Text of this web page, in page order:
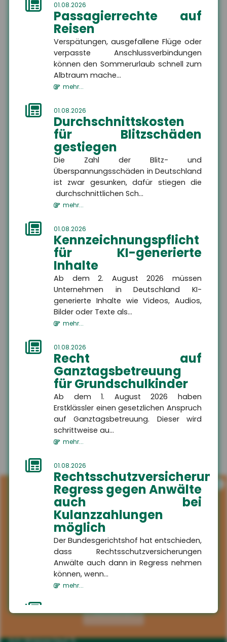
01.08.2026
Passagierrechte auf
Reisen
Verspätungen, ausgefallene Flüge oder
verpasste Anschlussverbindungen
können den Sommerurlaub schnell zum
Albtraum mache...
mehr...
01.08.2026
Durchschnittskosten
für Blitzschäden
gestiegen
Die Zahl der Blitz- und
Überspannungsschäden in Deutschland
ist zwar gesunken, dafür stiegen die
durchschnittlichen Sch...
mehr...
01.08.2026
Kennzeichnungspflicht
für KI-generierte
Inhalte
Ab dem 2. August 2026 müssen
Unternehmen in Deutschland KI-
generierte Inhalte wie Videos, Audios,
Bilder oder Texte als...
mehr...
01.08.2026
Recht auf
Ganztagsbetreuung
für Grundschulkinder
Ab dem 1. August 2026 haben
Erstklässler einen gesetzlichen Anspruch
auf Ganztagsbetreuung. Dieser wird
schrittweise au...
mehr...
01.08.2026
Rechtsschutzversicherung:
Regress gegen Anwälte
auch bei
Kulanzzahlungen
möglich
Der Bundesgerichtshof hat entschieden,
dass Rechtsschutzversicherungen
Anwälte auch dann in Regress nehmen
können, wenn...
mehr...
Schaden in der
Waschstraße:
Firma
Name
Straße, Hausnummer
E-Mail
Bitte rufen Sie mich zurück
am
um
Nachricht
gekennzeichneten Felder sind Pflichtfelder
Aktivieren
HSH
Versicherungsmakler GmbH